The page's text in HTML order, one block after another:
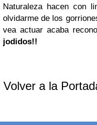
Naturaleza hacen
olvidarme de los
vea actuar acaba
jodidos!!
Volver a la